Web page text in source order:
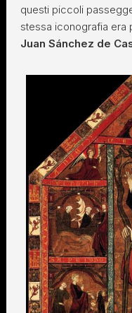
questi piccoli
stessa iconografia
Juan Sánchez de